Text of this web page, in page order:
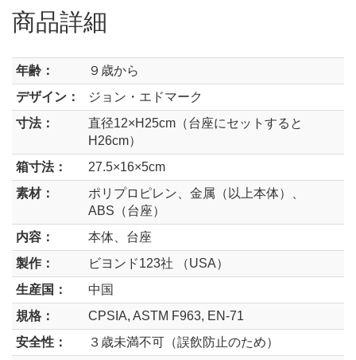
商品詳細
年齢：
９歳から
デザイン：
ジョン・エドマーク
寸法：
直径12×H25cm（台座にセットすると
H26cm）
箱寸法：
27.5×16×5cm
素材：
ポリプロピレン、金属（以上本体）、
ABS（台座）
内容：
本体、台座
製作：
ビヨンド123社 （USA）
生産国：
中国
規格：
CPSIA, ASTM F963, EN-71
安全性：
３歳未満不可（誤飲防止のため）